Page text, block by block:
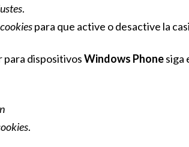
.
para que active o desactive la
para dispositivosWindows Phonesiga
.